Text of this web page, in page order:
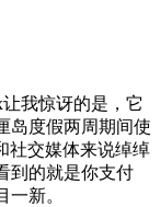
我惊讶的是，它
岛度假两周期间使
社交媒体来说绰绰
到的就是你支付
新。